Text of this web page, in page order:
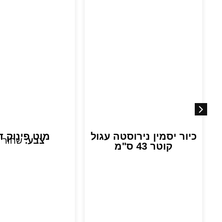
כיור יסמין נירוסטה עגול
קוטר 43 ס"מ
מוט פינוק
צבע: